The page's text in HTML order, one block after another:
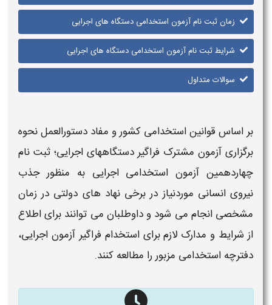
زمان ثبت نام آزمون استخدامی دستگاه های اجرایی
شرایط ثبت نام آزمون استخدامی دستگاه های اجرایی
سوالات متداول
بر اساس قوانیناستخدامی کشور و مفاد دستورالعمل نحوه
برگزاری آزمون مشترک فراگیر دستگاههای اجرایی؛ثبت نام
چهاردهمین آزمون استخدامی اجرایی به منظور جذب
نیروی انسانی موردنیاز در برخی نهاد های دولتی در زمان
مشخصی انجام می شود و داوطلبان می توانند برای اطلاع
از شرایط و مدارک لازم برایاستخدام فراگیر آزمون اجرایی،
دفترچه استخدامی مزبور را مطالعه کنند.